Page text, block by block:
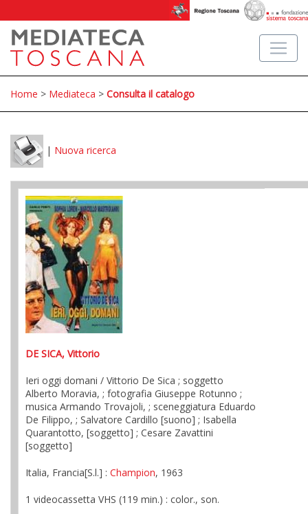
Home > Mediateca > Consulta il catalogo
| Nuova ricerca
DE SICA, Vittorio
Ieri oggi domani / Vittorio De Sica ; soggetto
Alberto Moravia, ; fotografia Giuseppe Rotunno ;
musica Armando Trovajoli, ; sceneggiatura Eduardo
De Filippo, ; Salvatore Cardillo [suono] ; Isabella
Quarantotto, [soggetto] ; Cesare Zavattini
[soggetto]
Italia, Francia[S.l.] : Champion, 1963
1 videocassetta VHS (119 min.) : color., son.